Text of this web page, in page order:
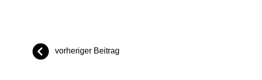
vorheriger Beitrag